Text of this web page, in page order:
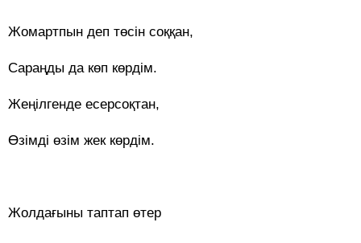
Жомартпын деп төсін соққан,
Сараңды да көп көрдім.
Жеңілгенде есерсоқтан,
Өзімді өзім жек көрдім.
Жолдағыны таптап өтер